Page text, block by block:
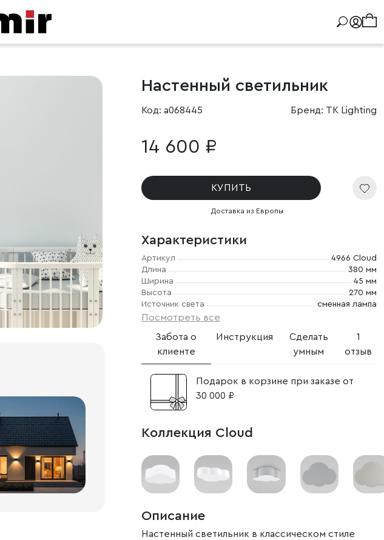
Настенный светильник
Код: a068445 Бренд: TK Lighting
14 600 ₽
КУПИТЬ
Доставка из Европы
Характеристики
Артикул
4966 Cloud
Длина
380 мм
Ширина
45 мм
Высота
270 мм
Источник света
сменная лампа
Посмотреть все
Забота о
клиенте
Инструкция
Сделать
умным
1
отзыв
Подарок в корзине при заказе от
30 000 ₽
Коллекция Cloud
Описание
Настенный светильник в классическом стиле